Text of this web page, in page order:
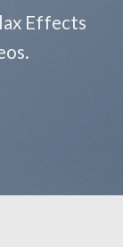
Effects